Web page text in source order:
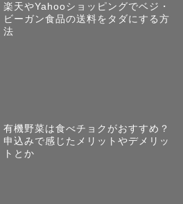
楽天やYahooショッピングでベジ・
ビーガン食品の送料をタダにする方
法
有機野菜は食べチョクがおすすめ？
申込みで感じたメリットやデメリッ
トとか